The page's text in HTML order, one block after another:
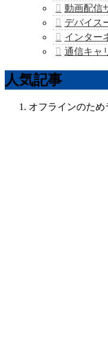
動画配信
デバイス
インター
通信キャ
人気記事
オフラインのた